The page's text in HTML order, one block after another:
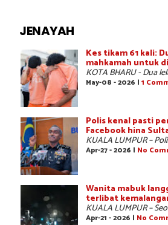
JENAYAH
Kes tikam 61 kali:
mahkamah untuk
KOTA BHARU - Dua
May-08 - 2026 | 1
Polis kenal pasti
Facebook hina
KUALA LUMPUR –
Apr-27 - 2026 | No
Wanita mabuk
terlibat
KUALA LUMPUR –
Apr-21 - 2026 | No